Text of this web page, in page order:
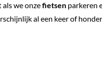
we onzefietsenparkeren
al een keer of